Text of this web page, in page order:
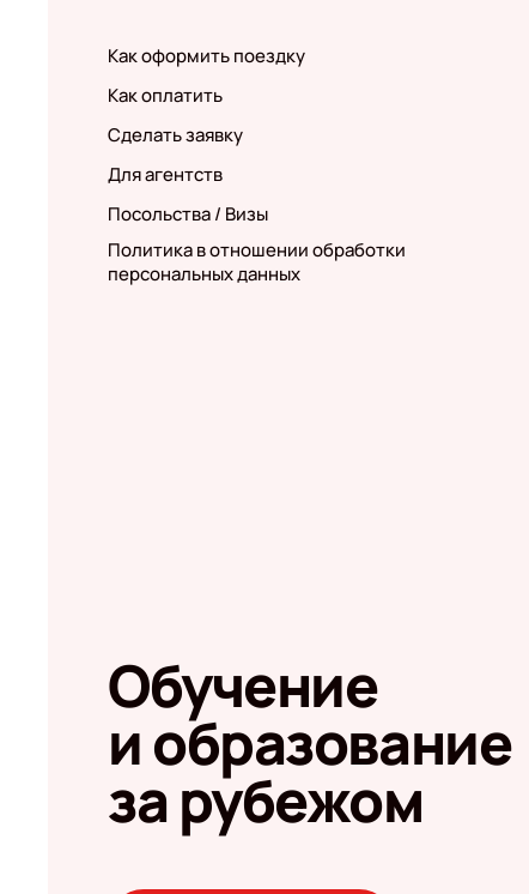
Как оформить поездку
Как оплатить
Сделать заявку
Для агентств
Посольства / Визы
Политика в отношении обработки
персональных данных
Обучение
и образование
за рубежом